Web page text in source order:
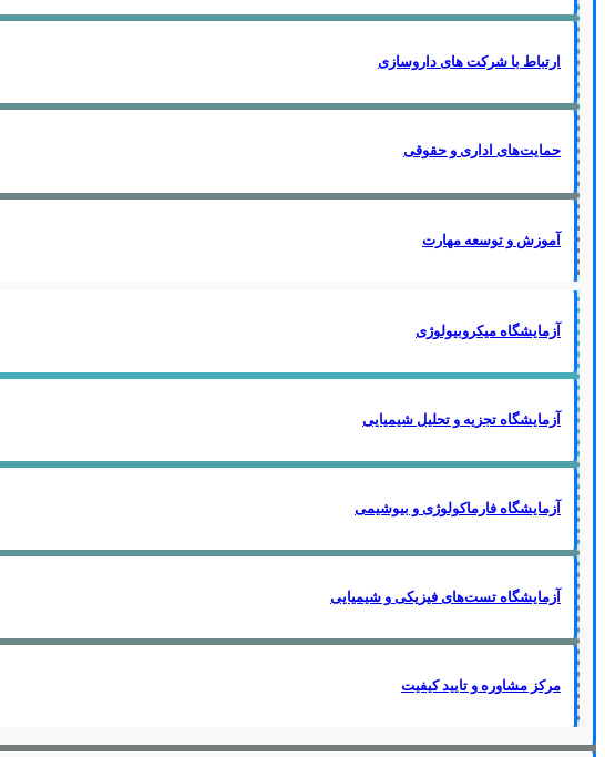
ارتباط با شرکت های داروسازی
حمایت‌های اداری و حقوقی
آموزش و توسعه مهارت
آزمایشگاه میکروبیولوژی
آزمایشگاه تجزیه و تحلیل شیمیایی
آزمایشگاه فارماکولوژی و بیوشیمی
آزمایشگاه تست‌های فیزیکی و شیمیایی
مرکز مشاوره و تایید کیفیت